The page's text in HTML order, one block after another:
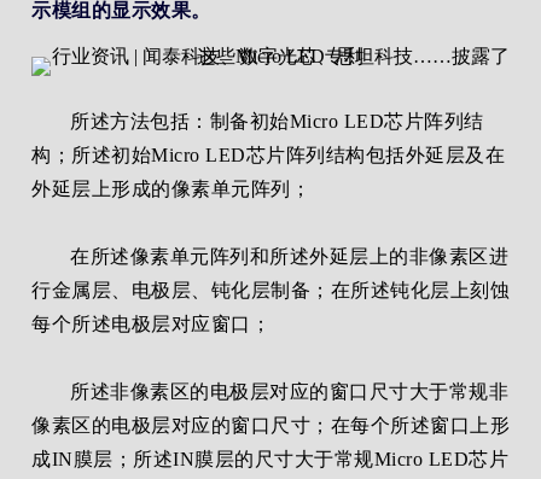
示模组的显示效果。
所述方法包括：制备初始Micro LED芯片阵列结
构；所述初始Micro LED芯片阵列结构包括外延层及在
外延层上形成的像素单元阵列；
在所述像素单元阵列和所述外延层上的非像素区进
行金属层、电极层、钝化层制备；在所述钝化层上刻蚀
每个所述电极层对应窗口；
所述非像素区的电极层对应的窗口尺寸大于常规非
像素区的电极层对应的窗口尺寸；在每个所述窗口上形
成IN膜层；所述IN膜层的尺寸大于常规Micro LED芯片